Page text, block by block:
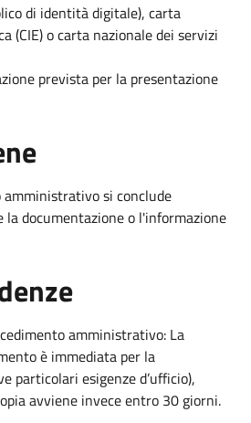
di identità digitale), carta
(CIE) o carta nazionale dei servizi
prevista per la presentazione
si conclude
documentazione o l'informazione
amministrativo: La
è immediata per la
particolari esigenze d’ufficio),
avviene invece entro 30 giorni.